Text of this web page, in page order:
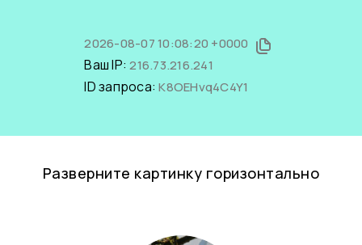
2026-08-07 10:08:20 +0000
Ваш IP:216.73.216.241
ID запроса:K8OEHvq4C4Y1
Разверните картинку горизонтально